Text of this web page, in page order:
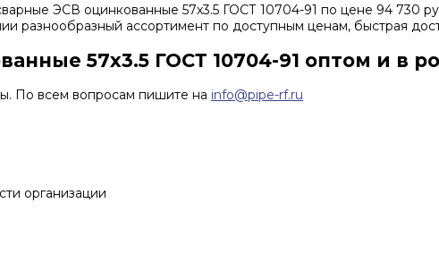
ЭСВ оцинкованные 57х3.5 ГОСТ 10704-91 по цене 94 730
разнообразный ассортимент по доступным ценам, быстрая
57х3.5 ГОСТ 10704-91 оптом и в
По всем вопросам пишите на info@pipe-rf.ru
организации